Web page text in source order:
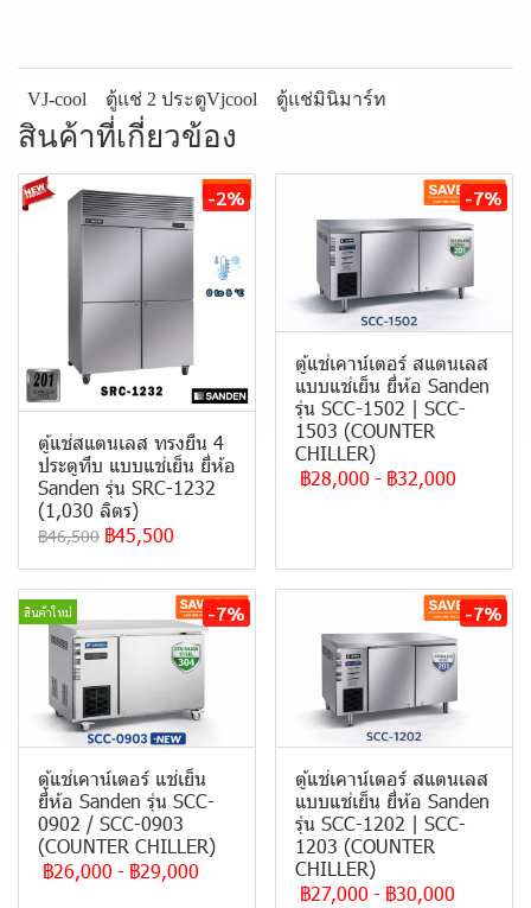
VJ-cool ตู้แช่ 2 ประตูVjcool ตู้แช่มินิมาร์ท
สินค้าที่เกี่ยวข้อง
-2%
ตู้แช่สแตนเลส ทรงยืน 4
ประตูทึบ แบบ แช่เย็น ยี่ห้อ
Sanden รุ่น SRC-1232
(1,030 ลิตร)
฿46,500 ฿45,500
-7%
ตู้แช่เคาน์เตอร์ สแตนเลส
แบบแช่เย็น ยี่ห้อ Sanden
รุ่น SCC-1502 | SCC-
1503 (COUNTER
CHILLER)
฿28,000 - ฿32,000
สินค้าใหม่ -7%
ตู้แช่เคาน์เตอร์ แช่เย็น
ยี่ห้อ Sanden รุ่น SCC-
0902 / SCC-0903
(COUNTER CHILLER)
฿26,000 - ฿29,000
-7%
ตู้แช่เคาน์เตอร์ สแตนเลส
แบบแช่เย็น ยี่ห้อ Sanden
รุ่น SCC-1202 | SCC-
1203 (COUNTER
CHILLER)
฿27,000 - ฿30,000